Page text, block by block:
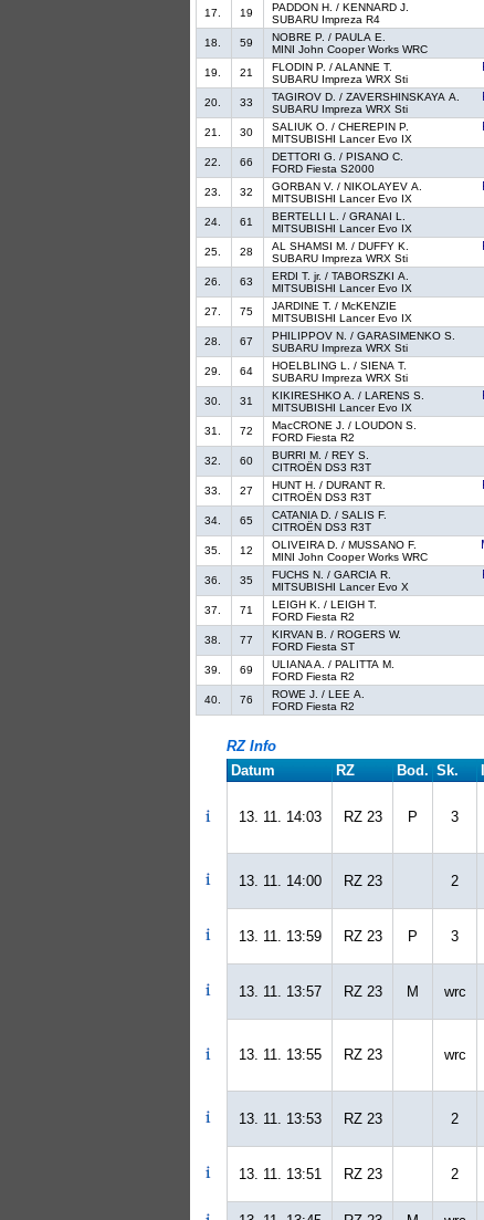
17.
19
PADDON H. / KENNARD J.
SUBARU Impreza R4
18.
59
NOBRE P. / PAULA E.
MINI John Cooper Works WRC
19.
21
FLODIN P. / ALANNE T.
SUBARU Impreza WRX Sti
20.
33
TAGIROV D. / ZAVERSHINSKAYA A.
SUBARU Impreza WRX Sti
21.
30
SALIUK O. / CHEREPIN P.
MITSUBISHI Lancer Evo IX
22.
66
DETTORI G. / PISANO C.
FORD Fiesta S2000
23.
32
GORBAN V. / NIKOLAYEV A.
MITSUBISHI Lancer Evo IX
24.
61
BERTELLI L. / GRANAI L.
MITSUBISHI Lancer Evo IX
25.
28
AL SHAMSI M. / DUFFY K.
SUBARU Impreza WRX Sti
26.
63
ERDI T. jr. / TABORSZKI A.
MITSUBISHI Lancer Evo IX
27.
75
JARDINE T. / McKENZIE
MITSUBISHI Lancer Evo IX
28.
67
PHILIPPOV N. / GARASIMENKO S.
SUBARU Impreza WRX Sti
29.
64
HOELBLING L. / SIENA T.
SUBARU Impreza WRX Sti
30.
31
KIKIRESHKO A. / LARENS S.
MITSUBISHI Lancer Evo IX
31.
72
MacCRONE J. / LOUDON S.
FORD Fiesta R2
32.
60
BURRI M. / REY S.
CITROËN DS3 R3T
33.
27
HUNT H. / DURANT R.
CITROËN DS3 R3T
34.
65
CATANIA D. / SALIS F.
CITROËN DS3 R3T
35.
12
OLIVEIRA D. / MUSSANO F.
MINI John Cooper Works WRC
36.
35
FUCHS N. / GARCIA R.
MITSUBISHI Lancer Evo X
37.
71
LEIGH K. / LEIGH T.
FORD Fiesta R2
38.
77
KIRVAN B. / ROGERS W.
FORD Fiesta ST
39.
69
ULIANA A. / PALITTA M.
FORD Fiesta R2
40.
76
ROWE J. / LEE A.
FORD Fiesta R2
RZ Info
Datum
RZ Bod. Sk.
13. 11. 14:03 RZ 23 P 3
13. 11. 14:00 RZ 23 2
13. 11. 13:59 RZ 23 P 3
13. 11. 13:57 RZ 23 M wrc
13. 11. 13:55 RZ 23 wrc
13. 11. 13:53 RZ 23 2
13. 11. 13:51 RZ 23 2